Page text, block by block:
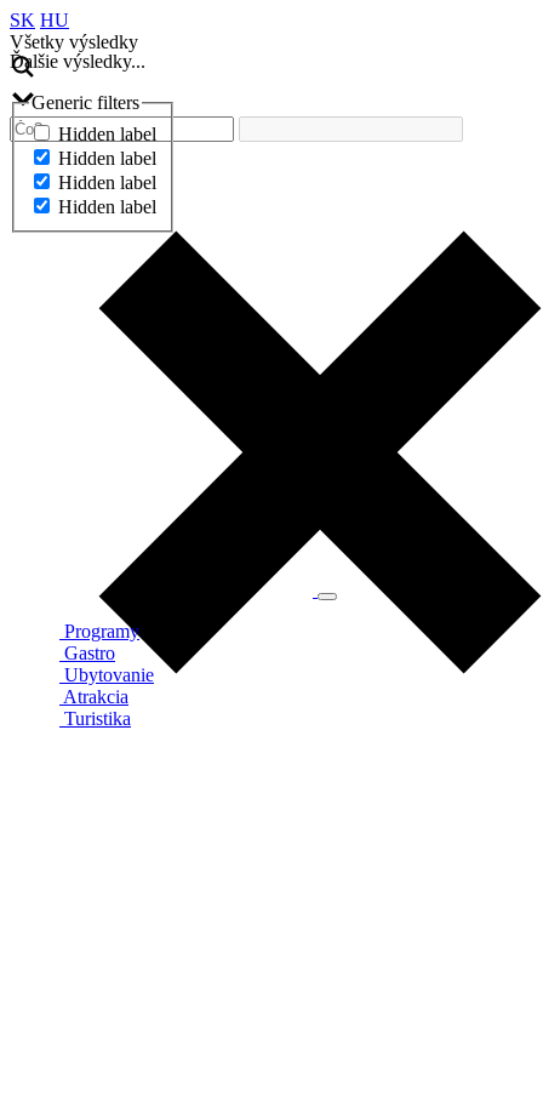
SK HU
Všetky výsledky
Ďalšie výsledky...
Generic filters
Hidden label
Hidden label
Hidden label
Hidden label
Ďalšie výsledky...
Programy
Gastro
Ubytovanie
Atrakcia
Turistika